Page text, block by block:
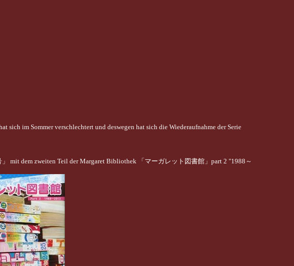
sich im Sommer verschlechtert und deswegen hat sich die Wiederaufnahme der Serie
mit dem zweiten Teil der Margaret Bibliothek 「マーガレット図書館」part 2 "1988～